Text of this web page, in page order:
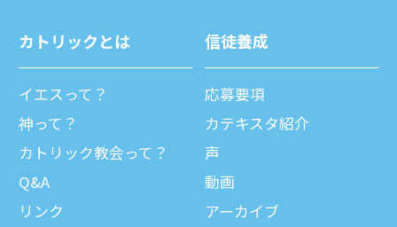
カトリックとは
イエスって？
神って？
カトリック教会って？
Q&A
リンク
信徒養成
応募要項
カテキスタ紹介
声
動画
アーカイブ